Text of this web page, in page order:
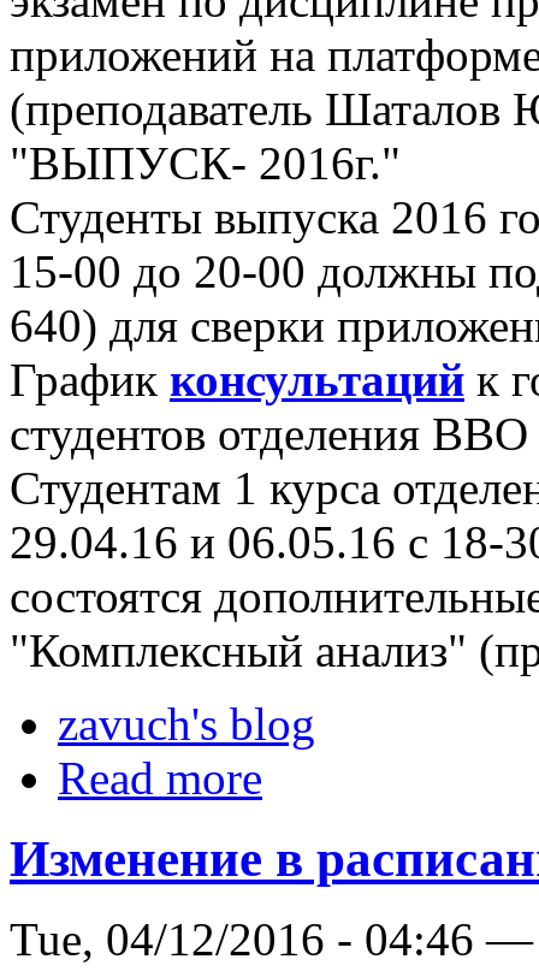
приложений на
(преподаватель
"ВЫПУСК- 2016г."
Студенты выпуска 2016
15-00 до 20-00 должны
640) для сверки
График консультаций к
студентов отделения
Студентам 1 курса
29.04.16 и 06.05.16 с 18-
состоятся
"Комплексный анализ"
zavuch's blog
Read more
Изменение в
Tue, 04/12/2016 - 04:46 —